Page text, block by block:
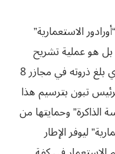
الاستعمارية”
هو عملية تشريح
دقيقة لبنية العنف الاستعماري الذي بلغ ذروته في مجازر 8
الرئيس تبون بترسيم هذا
الذاكرة” وحمايتها من
ليوفر الإطار